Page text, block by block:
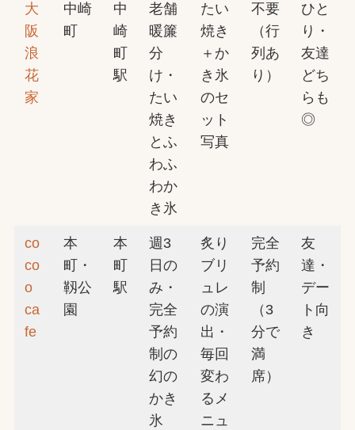
大
阪
浪
花
家
中崎
町
中
崎
町
駅
老舗
暖簾
分
け・
たい
焼き
とふ
わふ
わか
き氷
たい
焼き
＋か
き氷
のセ
ット
写真
不要
（行
列あ
り）
ひと
り・
友達
どち
らも
◎
co
co
o
ca
fe
本
町・
靱公
園
本
町
駅
週3
日の
み・
完全
予約
制の
幻の
かき
氷
炙り
ブリ
ュレ
の演
出・
毎回
変わ
るメ
ニュ
完全
予約
制
（3
分で
満
席）
友
達・
デー
ト向
き